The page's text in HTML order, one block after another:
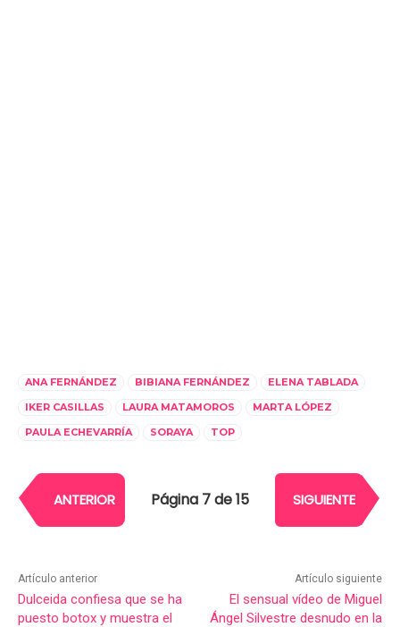
ANA FERNÁNDEZ BIBIANA FERNÁNDEZ
ELENA TABLADA
IKER CASILLAS
LAURA MATAMOROS
MARTA LÓPEZ
PAULA ECHEVARRÍA
SORAYA TOP
ANTERIOR Página 7 de 15 SIGUIENTE
Artículo anterior
Dulceida confiesa que se ha
puesto botox y muestra el
Artículo siguiente
El sensual vídeo de Miguel
Ángel Silvestre desnudo en la